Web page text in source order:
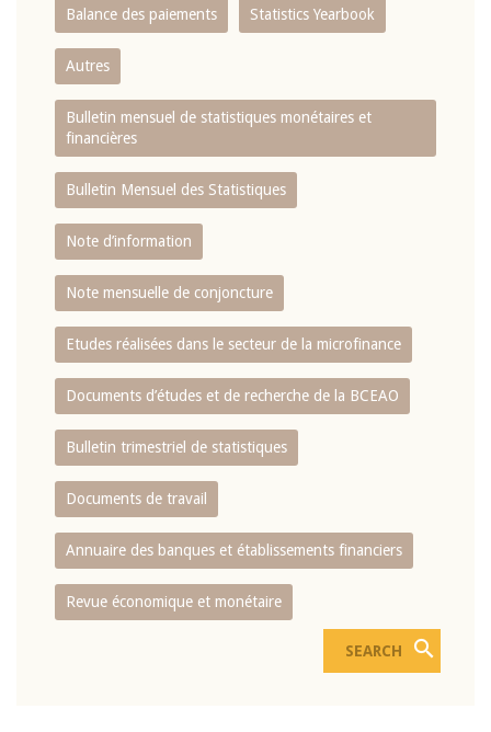
Balance des paiements Statistics Yearbook
Autres
Bulletin mensuel de statistiques monétaires et
financières
Bulletin Mensuel des Statistiques
Note d’information
Note mensuelle de conjoncture
Etudes réalisées dans le secteur de la microfinance
Documents d’études et de recherche de la BCEAO
Bulletin trimestriel de statistiques
Documents de travail
Annuaire des banques et établissements financiers
Revue économique et monétaire